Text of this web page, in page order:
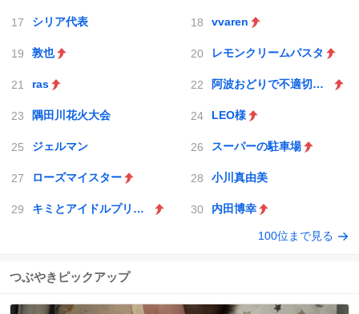
シリア代表 vvaren
敦也 レモンクリームパスタ
ras 阿波おどりで不適切な動画
隅田川花火大会 LEO様
ジェルマン スーパーの駐車場
ローズマイスター 小川真由美
キミとアイドルプリキュア♪ 内田博幸
100位まで見る
つぶやきピックアップ